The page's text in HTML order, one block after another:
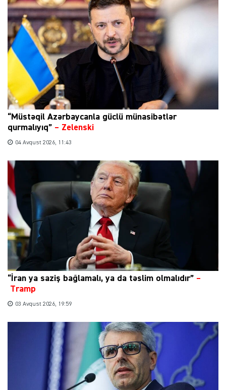
“Müstəqil Azərbaycanla güclü münasibətlər
qurmalıyıq” – Zelenski
04 Avqust 2026, 11:43
“İran ya saziş bağlamalı, ya da təslim olmalıdır” –
Tramp
03 Avqust 2026, 19:59